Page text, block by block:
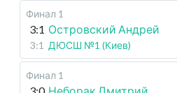
Финал 1
3:1 Островский Андрей
3:1 ДЮСШ №1 (Киев)
Финал 1